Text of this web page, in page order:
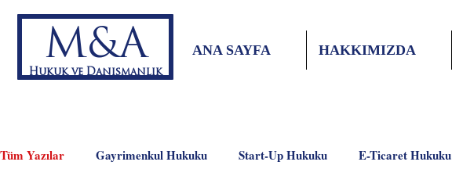
M&A
Hukuk ve Danışmanlık
ANA SAYFA HAKKIMIZDA
Tüm Yazılar Gayrimenkul Hukuku Start-Up Hukuku E-Ticaret Hukuku